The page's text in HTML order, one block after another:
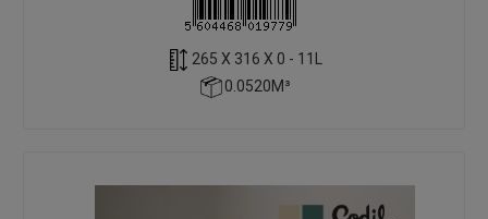
265 X 316 X 0 - 11L
0.0520M³